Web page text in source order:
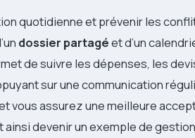
quotidienne et prévenir les
dossier partagéet d’un
de suivre les dépenses, les
sur une communication
vous assurez une meilleure
ainsi devenir un exemple de